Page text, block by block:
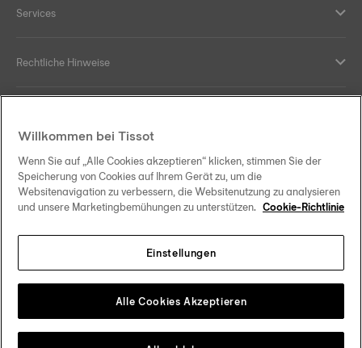
Services
Rechtliche Hinweise
Ihre Vorteile
Österreich Zu einem anderen Land wechseln
Tissot Copyrights 2026
Willkommen bei Tissot
Wenn Sie auf „Alle Cookies akzeptieren“ klicken, stimmen Sie der
Speicherung von Cookies auf Ihrem Gerät zu, um die
Websitenavigation zu verbessern, die Websitenutzung zu analysieren
und unsere Marketingbemühungen zu unterstützen. Cookie-Richtlinie
Einstellungen
Alle Cookies Akzeptieren